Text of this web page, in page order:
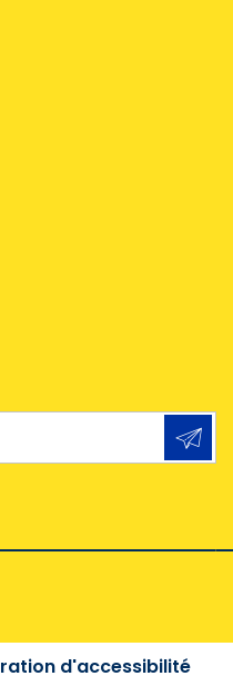
profil ?
recherche sur
d'accessibilité